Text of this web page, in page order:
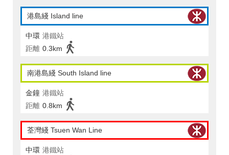
港島綫 Island line
中環 港鐵站
距離 0.3km
南港島綫 South Island line
金鐘 港鐵站
距離 0.8km
荃灣綫 Tsuen Wan Line
中環 港鐵站